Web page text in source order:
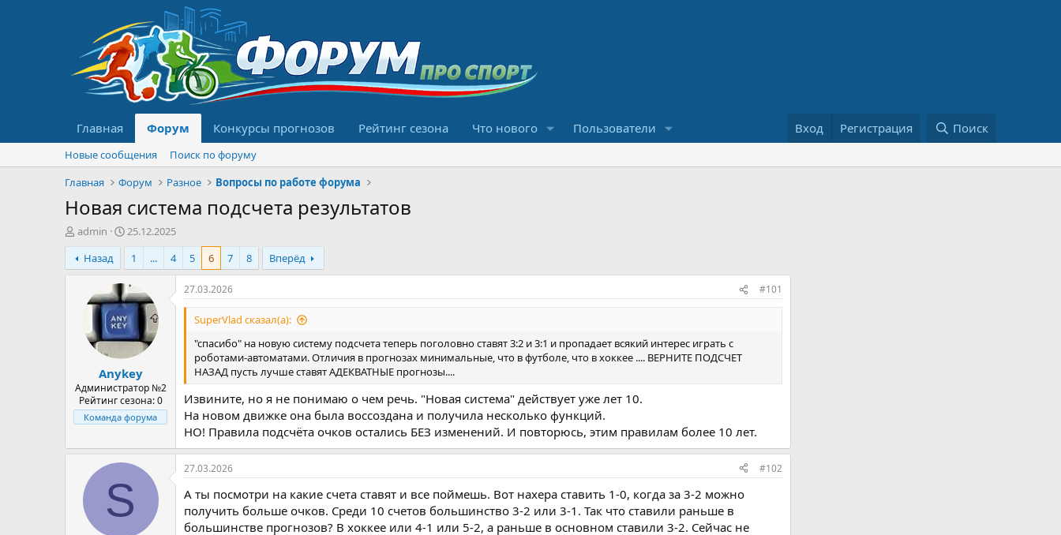
Главная Форум Конкурсы прогнозов Рейтинг сезона Что нового Пользователи Вход Регистрация Поиск
Новые сообщения
Поиск по форуму
Главная
Форум Разное Вопросы по работе форума
Новая система подсчета результатов
А
в
т
о
admin
Д
а
а
н
а
ч
а
л
а
25.12.2025
Назад
1 ... 4 5 6 7 8 Вперёд
Anykey
Администратор №2
Рейтинг сезона: 0
Команда форума
27.03.2026 #101
SuperVlad сказал(а):
"спасибо" на новую систему подсчета теперь поголовно ставят 3:2 и 3:1 и пропадает всякий интерес играть с
роботами-автоматами. Отличия в прогнозах минимальные, что в футболе, что в хоккее .... ВЕРНИТЕ ПОДСЧЕТ
НАЗАД пусть лучше ставят АДЕКВАТНЫЕ прогнозы....
Извините, но я не понимаю о чем речь. "Новая система" действует уже лет 10.
На новом движке она была воссоздана и получила несколько функций.
НО! Правила подсчёта очков остались БЕЗ изменений. И повторюсь, этим правилам более 10 лет.
S
27.03.2026 #102
А ты посмотри на какие счета ставят и все поймешь. Вот нахера ставить 1-0, когда за 3-2 можно
получить больше очков. Среди 10 счетов большинство 3-2 или 3-1. Так что ставили раньше в
большинстве прогнозов? В хоккее или 4-1 или 5-2, а раньше в основном ставили 3-2. Сейчас не